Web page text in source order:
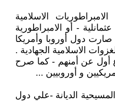
الاسلامية
- أو الامبراطورية
صارت دول أوروبا وأمريكا
الاسلامية الجهادية .
أول عن أمنهم - كما صرح
و أوروبيين ...
الديانة -علي دول